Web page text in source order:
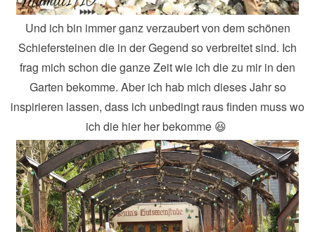
Und ich bin immer ganz verzaubert von dem schönen
Schiefersteinen die in der Gegend so verbreitet sind. Ich
frag mich schon die ganze Zeit wie ich die zu mir in den
Garten bekomme. Aber ich hab mich dieses Jahr so
inspirieren lassen, dass ich unbedingt raus finden muss wo
ich die hier her bekomme 😆